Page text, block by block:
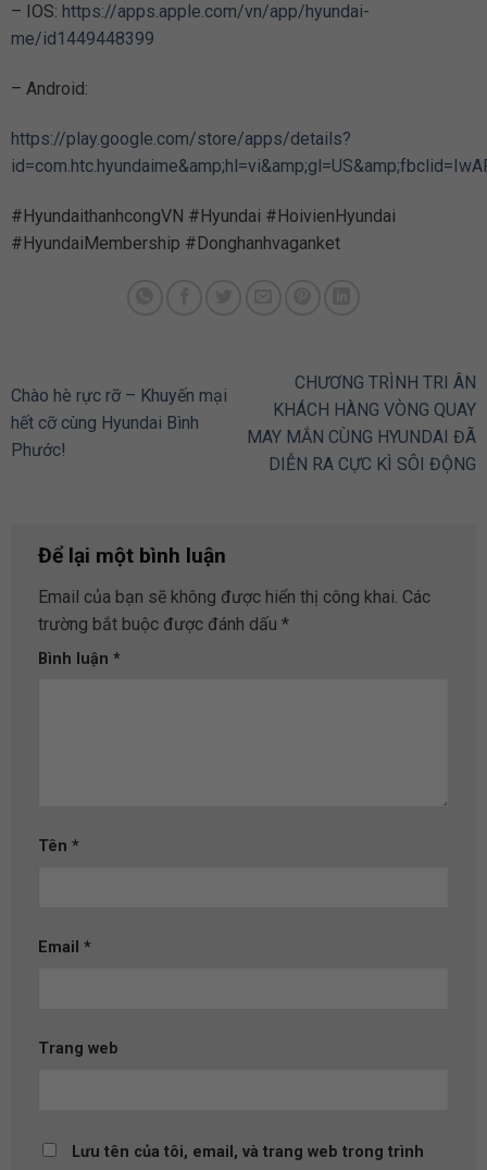
– IOS: https://apps.apple.com/vn/app/hyundai-
me/id1449448399
– Android:
https://play.google.com/store/apps/details?
#HyundaithanhcongVN #Hyundai #HoivienHyundai
#HyundaiMembership #Donghanhvaganket
Chào hè rực rỡ – Khuyến mại
hết cỡ cùng Hyundai Bình
Phước!
CHƯƠNG TRÌNH TRI ÂN
KHÁCH HÀNG VÒNG QUAY
MAY MẮN CÙNG HYUNDAI ĐÃ
DIỄN RA CỰC KÌ SÔI ĐỘNG
Để lại một bình luận
Email của bạn sẽ không được hiển thị công khai. Các
trường bắt buộc được đánh dấu *
Bình luận *
Tên *
Email *
Trang web
Lưu tên của tôi, email, và trang web trong trình